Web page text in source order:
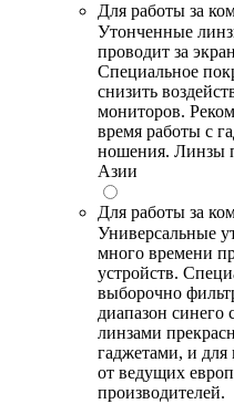
Для работы за
Утонченные
проводит за
Специальное
снизить
мониторов.
время работы с
ношения. Линзы
Азии
Для работы за
Универсальные
много времени
устройств.
выборочно
диапазон синего
линзами
гаджетами, и
от ведущих
производителей.